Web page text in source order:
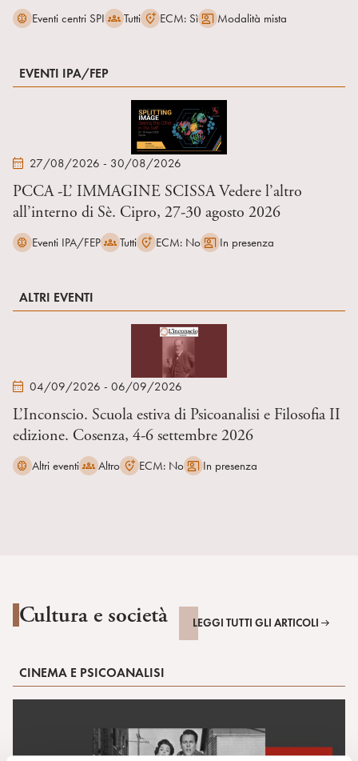
Eventi centri SPI Tutti ECM: Sì Modalità mista
EVENTI IPA/FEP
27/08/2026 - 30/08/2026
PCCA -L’ IMMAGINE SCISSA Vedere l’altro
all’interno di Sè. Cipro, 27-30 agosto 2026
Eventi IPA/FEP Tutti ECM: No In presenza
ALTRI EVENTI
04/09/2026 - 06/09/2026
L’Inconscio. Scuola estiva di Psicoanalisi e Filosofia II
edizione. Cosenza, 4-6 settembre 2026
Altri eventi Altro ECM: No In presenza
Cultura e società LEGGI TUTTI GLI ARTICOLI
CINEMA E PSICOANALISI